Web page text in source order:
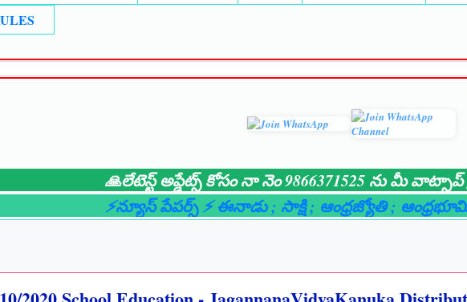
🙏లేటెస్ట్ అప్డేట్స్ కోసం నా నెం 9866371525 ను మీ వాట్సాప్
⚡న్యూస్ పేపర్స్ ⚡ ఈనాడు; సాక్షి; ఆంధ్రజ్యోతి; ఆంధ్రభూమి;